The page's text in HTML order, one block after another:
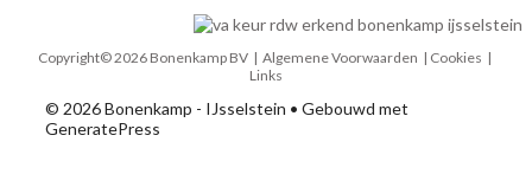
Copyright© 2026 Bonenkamp BV | Algemene Voorwaarden | Cookies |
Links
© 2026 Bonenkamp - IJsselstein • Gebouwd met
GeneratePress